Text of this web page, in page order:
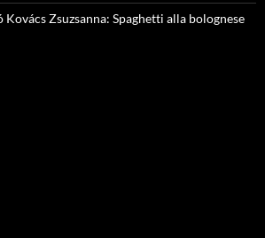
Kovács Zsuzsanna: Spaghetti alla bolognese